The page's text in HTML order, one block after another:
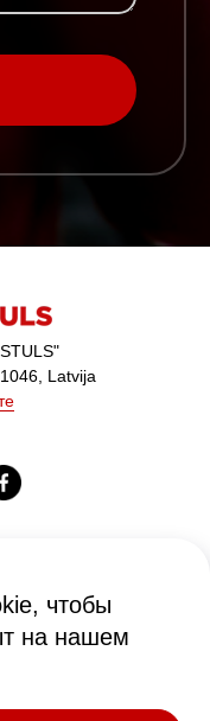
чтобы
на нашем
Latvija